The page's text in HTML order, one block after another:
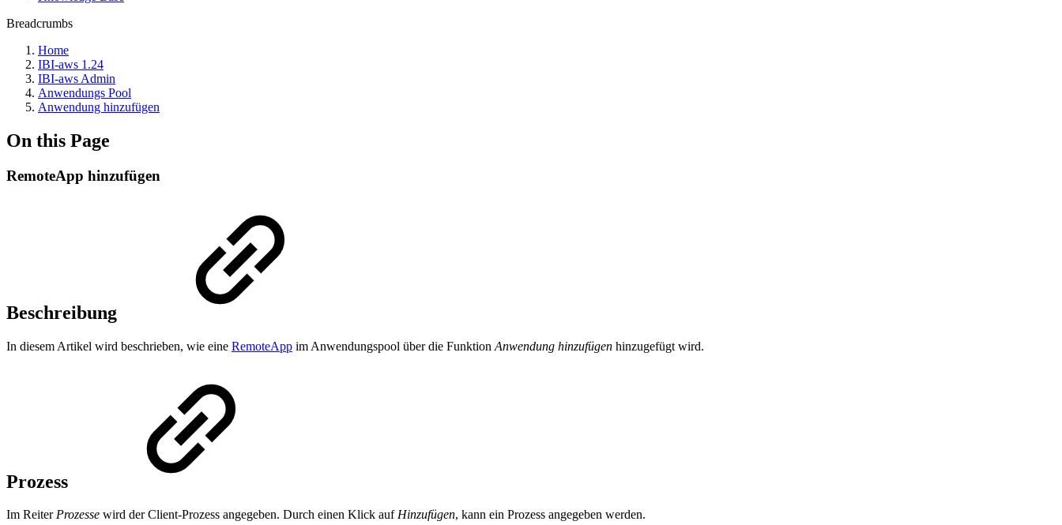
Breadcrumbs
Home
IBI-aws 1.24
IBI-aws Admin
Anwendungs Pool
Anwendung hinzufügen
On this Page
RemoteApp hinzufügen
Beschreibung
In diesem Artikel wird beschrieben, wie eine RemoteApp im Anwendungspool über die Funktion Anwendung hinzufügen hinzugefügt wird.
Prozess
Im ReiterProzesse wird der Client-Prozess angegeben. Durch einen Klick aufHinzufügen, kann ein Prozess angegeben werden.